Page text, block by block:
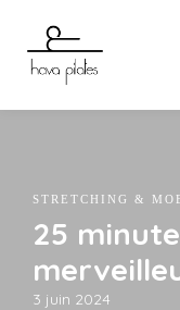
STRETCHING &
25
3 juin 2024